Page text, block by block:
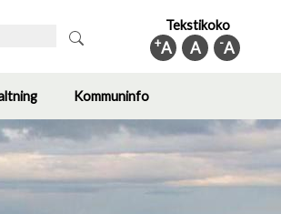
Tekstikoko
-A
A
+A
Toggle
submenu
Kommuninfo
Toggle
submenu